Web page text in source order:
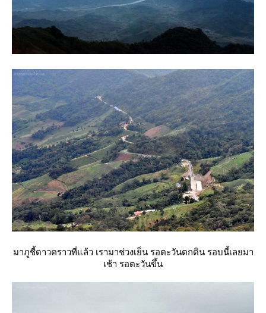
มาภูชี้ดาวคราวที่แล้ว เรามาช่วงเย็น รอตะวันตกดิน รอบนี้เลยมา
เช้า รอตะวันขึ้น